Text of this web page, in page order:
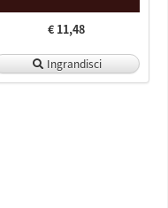
€ 11,48
Ingrandisci